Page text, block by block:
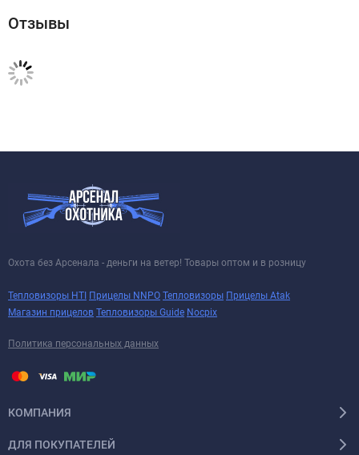
Отзывы
Охота без Арсенала - деньги на ветер! Товары оптом и в розницу
Тепловизоры HTI Прицелы NNPO Тепловизоры Прицелы Atak
Магазин прицелов Тепловизоры Guide Nocpix
Политика персональных данных
КОМПАНИЯ
ДЛЯ ПОКУПАТЕЛЕЙ